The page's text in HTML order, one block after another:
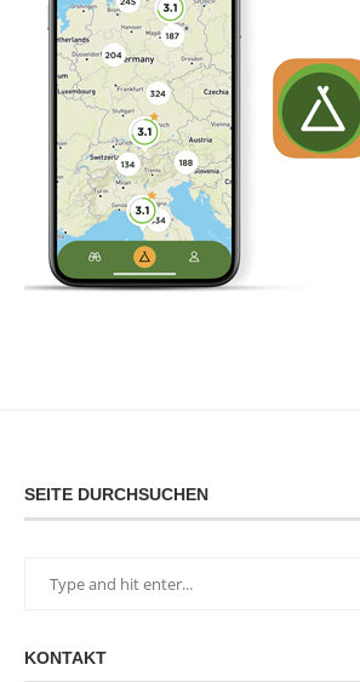
SEITE DURCHSUCHEN
KONTAKT